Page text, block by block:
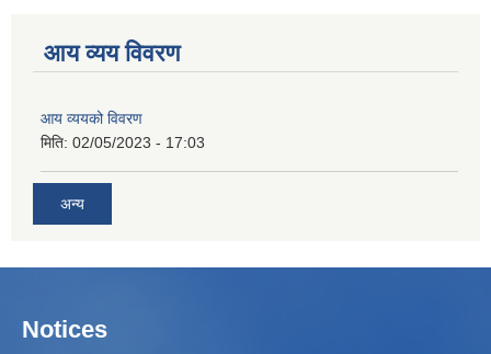
आय व्यय विवरण
आय व्ययको विवरण
मिति: 02/05/2023 - 17:03
अन्य
Notices